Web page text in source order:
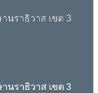
นราธิวาส เขต 3
นราธิวาส เขต 3